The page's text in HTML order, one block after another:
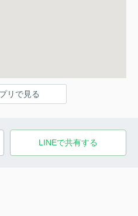
リで見る
LINEで共有する